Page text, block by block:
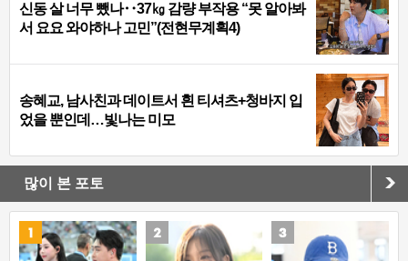
신동 살 너무 뺐나‥37㎏ 감량 부작용 “못 알아봐
서 요요 와야하나 고민”(전현무계획4)
송혜교, 남사친과 데이트서 흰 티셔츠+청바지 입
었을 뿐인데…빛나는 미모
많이 본 포토